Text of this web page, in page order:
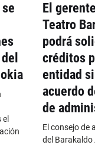
El
Teatro
podrá
créditos
entidad
acuerdo
de
El consejo de
del Barakaldo